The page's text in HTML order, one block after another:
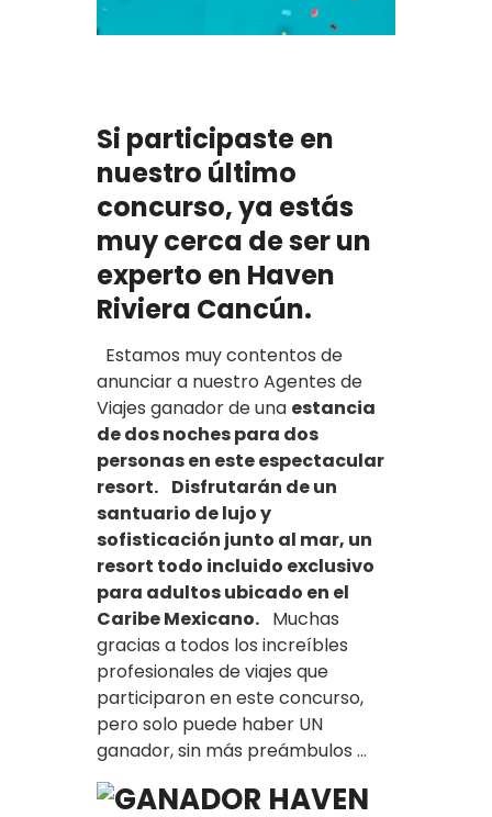
Si participaste en
nuestro último
concurso, ya estás
muy cerca de ser un
experto en Haven
Riviera Cancún.
Estamos muy contentos de
anunciar a nuestro Agentes de
Viajes ganador de una estancia
de dos noches para dos
personas en este espectacular
resort. Disfrutarán de un
santuario de lujo y
sofisticación junto al mar, un
resort todo incluido exclusivo
para adultos ubicado en el
Caribe Mexicano. Muchas
gracias a todos los increíbles
profesionales de viajes que
participaron en este concurso,
pero solo puede haber UN
ganador, sin más preámbulos ...